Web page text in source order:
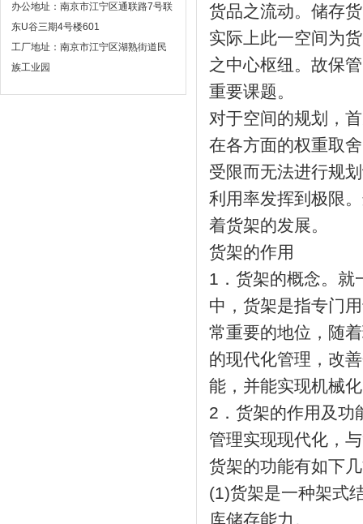
办公地址：南京市江宁区通联路7号联
东U谷三期4号楼601
工厂地址：南京市江宁区湖熟街道民
族工业园
货品之流动。储存
实际上此一空间为
之中心枢纽。故保
重要课题。
对于空间的规划，
在各方面的权重取
受限而无法进行规
利用率发挥到极限
着货架的发展。
货架的作用
1．货架的概念。就
中，货架是指专门
常重要的地位，随
的现代化管理，改
能，并能实现机
2．货架的作用及功
管理实现现代化
货架的功能有如
(1)货架是一种架式
库储存能力。